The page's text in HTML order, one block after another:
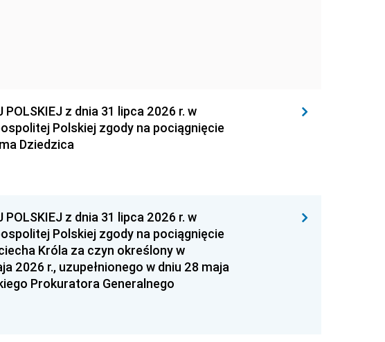
POLSKIEJ z dnia 31 lipca 2026 r. w
Polskiej zgody na pociągnięcie
Dziedzica
POLSKIEJ z dnia 31 lipca 2026 r. w
Polskiej zgody na pociągnięcie
Króla za czyn określony w
2026 r., uzupełnionego w dniu 28 maja
Prokuratora Generalnego